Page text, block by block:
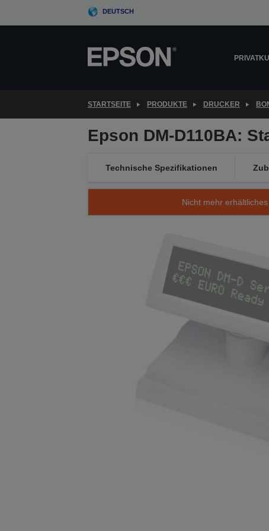
DEUTSCH
STARTSEITE PRODUKTE DRUCKER
Epson DM-D110BA:
Technische Spezifikationen
Nicht mehr